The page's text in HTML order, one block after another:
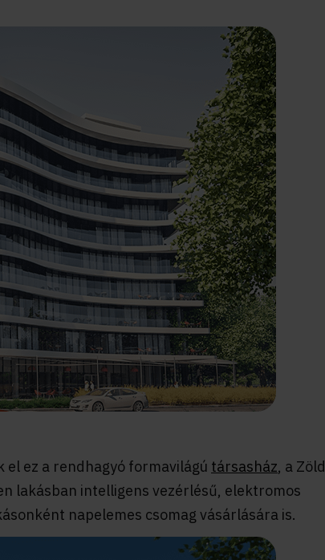
el ez a rendhagyó formavilágú társasház, a Zöld
lakásban intelligens vezérlésű, elektromos
napelemes csomag vásárlására is.